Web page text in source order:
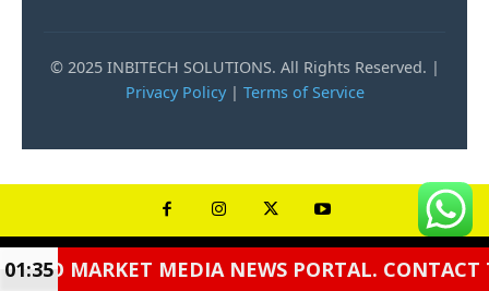
© 2025 INBITECH SOLUTIONS. All Rights Reserved. |
Privacy Policy| Terms of Service
NEWS PORTAL. CONTACT TO PUBLISH
01:35